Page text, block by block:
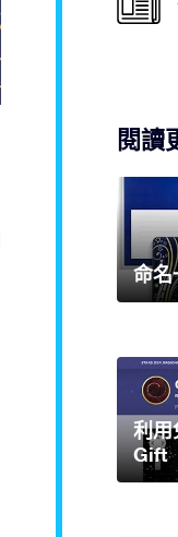
閱讀
命名
利用
Gift